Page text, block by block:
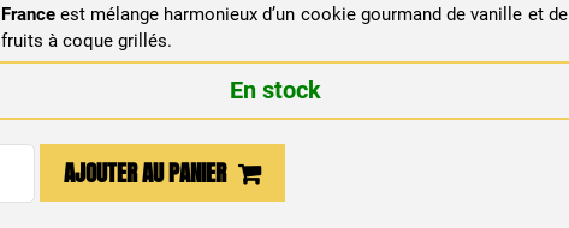
Franceest mélange harmonieux d’un cookie gourmand de vanille et de
fruits à coque grillés.
En stock
AJOUTER AU PANIER